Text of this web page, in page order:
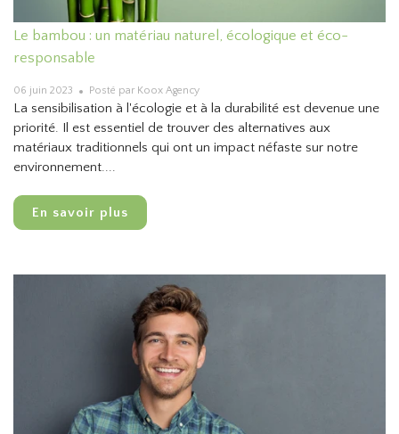
Le bambou : un matériau naturel, écologique et éco-
responsable
06 juin 2023 Posté par Koox Agency
La sensibilisation à l'écologie et à la durabilité est devenue une
priorité. Il est essentiel de trouver des alternatives aux
matériaux traditionnels qui ont un impact néfaste sur notre
environnement....
En savoir plus